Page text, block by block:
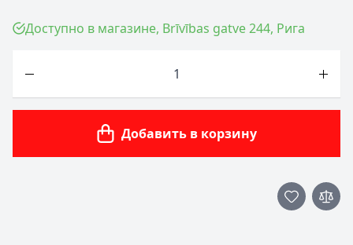
Доступно в магазине, Brīvības gatve 244, Рига
Добавить в корзину